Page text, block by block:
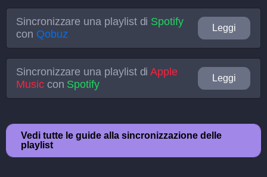
Sincronizzare una playlist di Spotify
con Qobuz
Leggi
Sincronizzare una playlist diApple
Musiccon Spotify
Leggi
Vedi tutte le guide alla sincronizzazione delle
playlist